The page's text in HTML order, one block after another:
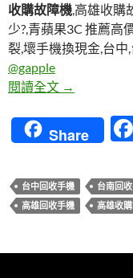
收購故障機,高雄收購
少?,青蘋果3C 推薦高
裂,壞手機換現金,台中
@gapple
閱讀全文 收購故障機
→
Share
台中回收手機 台南回
高雄回收手機
高雄收